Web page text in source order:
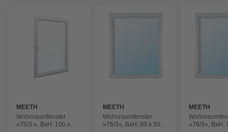
MEETH
Wohnraumfenster
»76/3 «, BxH: 100 x
MEETH
Wohnraumfenster
»76/3«, BxH: 80 x 50
MEETH
»76/3«, BxH: